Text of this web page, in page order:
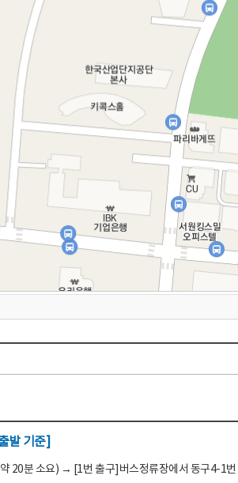
발 기준]
20분 소요) → [1번 출구]버스정류장에서 동구4-1